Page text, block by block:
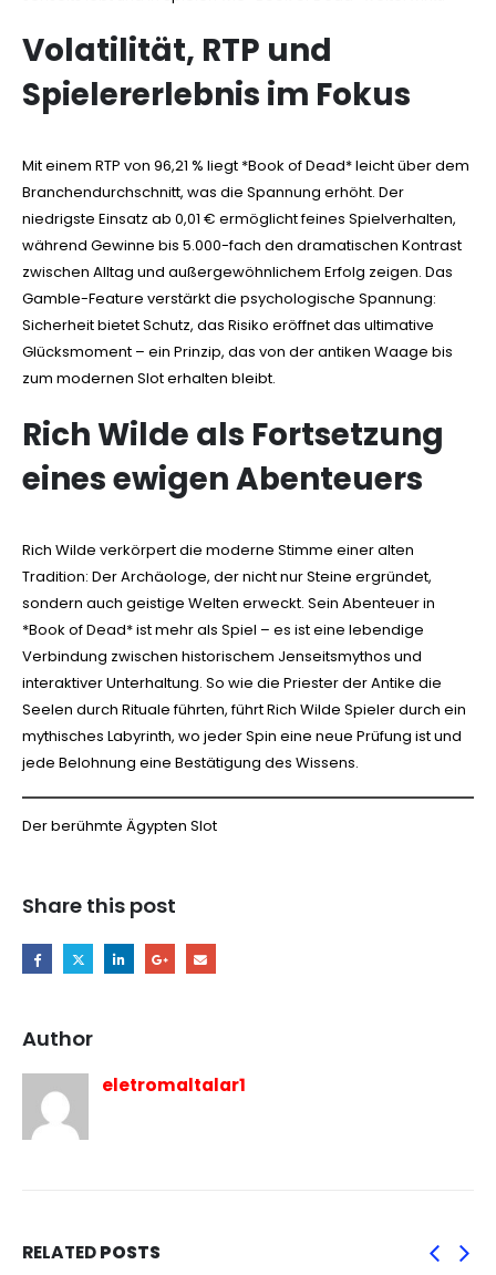
Volatilität, RTP und
Spielererlebnis im Fokus
Mit einem RTP von 96,21 % liegt *Book of Dead* leicht über dem
Branchendurchschnitt, was die Spannung erhöht. Der
niedrigste Einsatz ab 0,01 € ermöglicht feines Spielverhalten,
während Gewinne bis 5.000-fach den dramatischen Kontrast
zwischen Alltag und außergewöhnlichem Erfolg zeigen. Das
Gamble-Feature verstärkt die psychologische Spannung:
Sicherheit bietet Schutz, das Risiko eröffnet das ultimative
Glücksmoment – ein Prinzip, das von der antiken Waage bis
zum modernen Slot erhalten bleibt.
Rich Wilde als Fortsetzung
eines ewigen Abenteuers
Rich Wilde verkörpert die moderne Stimme einer alten
Tradition: Der Archäologe, der nicht nur Steine ergründet,
sondern auch geistige Welten erweckt. Sein Abenteuer in
*Book of Dead* ist mehr als Spiel – es ist eine lebendige
Verbindung zwischen historischem Jenseitsmythos und
interaktiver Unterhaltung. So wie die Priester der Antike die
Seelen durch Rituale führten, führt Rich Wilde Spieler durch ein
mythisches Labyrinth, wo jeder Spin eine neue Prüfung ist und
jede Belohnung eine Bestätigung des Wissens.
Der berühmte Ägypten Slot
Share this post
Author
eletromaltalar1
RELATEDPOSTS